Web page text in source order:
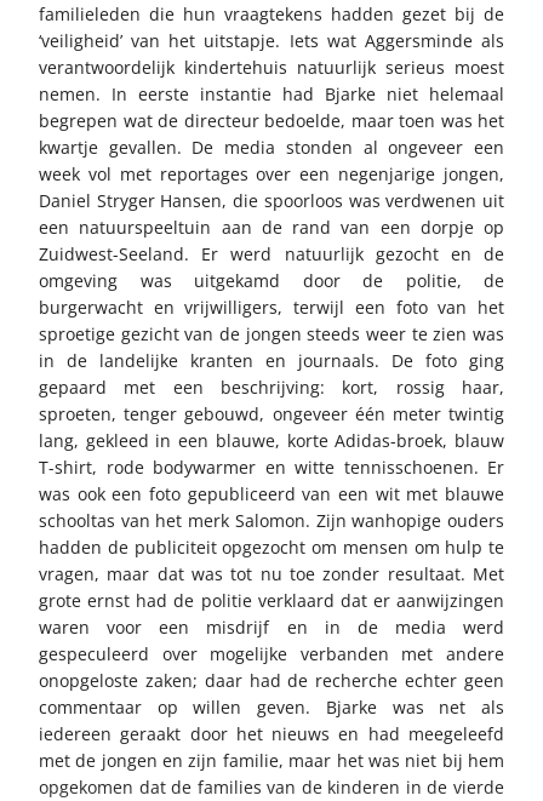
familieleden die hun vraagtekens hadden gezet bij de
‘veiligheid’ van het uitstapje. Iets wat Aggersminde als
verantwoordelijk kindertehuis natuurlijk serieus moest
nemen. In eerste instantie had Bjarke niet helemaal
begrepen wat de directeur bedoelde, maar toen was het
kwartje gevallen. De media stonden al ongeveer een
week vol met reportages over een negenjarige jongen,
Daniel Stryger Hansen, die spoorloos was verdwenen uit
een natuurspeeltuin aan de rand van een dorpje op
Zuidwest-Seeland. Er werd natuurlijk gezocht en de
omgeving was uitgekamd door de politie, de
burgerwacht en vrijwilligers, terwijl een foto van het
sproetige gezicht van de jongen steeds weer te zien was
in de landelijke kranten en journaals. De foto ging
gepaard met een beschrijving: kort, rossig haar,
sproeten, tenger gebouwd, ongeveer één meter twintig
lang, gekleed in een blauwe, korte Adidas-broek, blauw
T-shirt, rode bodywarmer en witte tennisschoenen. Er
was ook een foto gepubliceerd van een wit met blauwe
schooltas van het merk Salomon. Zijn wanhopige ouders
hadden de publiciteit opgezocht om mensen om hulp te
vragen, maar dat was tot nu toe zonder resultaat. Met
grote ernst had de politie verklaard dat er aanwijzingen
waren voor een misdrijf en in de media werd
gespeculeerd over mogelijke verbanden met andere
onopgeloste zaken; daar had de recherche echter geen
commentaar op willen geven. Bjarke was net als
iedereen geraakt door het nieuws en had meegeleefd
met de jongen en zijn familie, maar het was niet bij hem
opgekomen dat de families van de kinderen in de vierde